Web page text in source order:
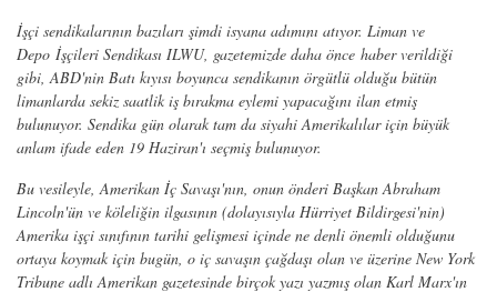
İşçi sendikalarının bazıları şimdi isyana adımını atıyor. Liman ve
Depo İşçileri Sendikası ILWU, gazetemizde daha önce haber verildiği
gibi, ABD'nin Batı kıyısı boyunca sendikanın örgütlü olduğu bütün
limanlarda sekiz saatlik iş bırakma eylemi yapacağını ilan etmiş
bulunuyor. Sendika gün olarak tam da siyahi Amerikalılar için büyük
anlam ifade eden 19 Haziran'ı seçmiş bulunuyor.
Bu vesileyle, Amerikan İç Savaşı'nın, onun önderi Başkan Abraham
Lincoln'ün ve köleliğin ilgasının (dolayısıyla Hürriyet Bildirgesi'nin)
Amerika işçi sınıfının tarihi gelişmesi içinde ne denli önemli olduğunu
ortaya koymak için bugün, o iç savaşın çağdaşı olan ve üzerine New York
Tribune adlı Amerikan gazetesinde birçok yazı yazmış olan Karl Marx'ın